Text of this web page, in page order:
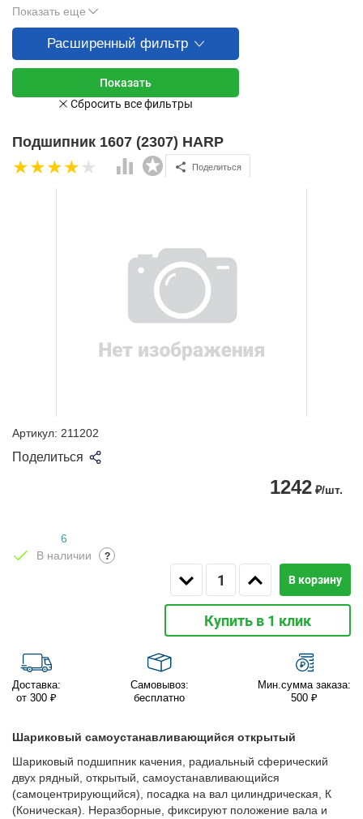
Показать еще
Расширенный фильтр
Подшипник 1607 (2307) HARP
Поделиться
Артикул: 211202
Поделиться
1242 ₽/шт.
6
В наличии
?
В корзину
Купить в 1 клик
Доставка:
от 300 ₽
Самовывоз:
бесплатно
Мин.сумма заказа:
500 ₽
Шариковый самоустанавливающийся открытый
Шариковый подшипник качения, радиальный сферический
двух рядный, открытый, самоустанавливающийся
(самоцентрирующийся), посадка на вал цилиндрическая, К
(Коническая). Неразборные, фиксируют положение вала и